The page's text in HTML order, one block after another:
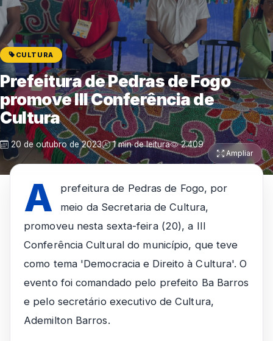
CULTURA
Prefeitura de Pedras de Fogo
promove III Conferência de
Cultura
20 de outubro de 2023 1 min de leitura 2.409
Ampliar
A
prefeitura de Pedras de Fogo, por
meio da Secretaria de Cultura,
promoveu nesta sexta-feira (20), a III
Conferência Cultural do município, que teve
como tema 'Democracia e Direito à Cultura'. O
evento foi comandado pelo prefeito Ba Barros
e pelo secretário executivo de Cultura,
Ademilton Barros.